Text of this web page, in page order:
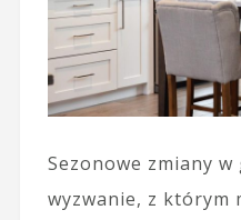
Sezonowe zmiany
wyzwanie, z którym